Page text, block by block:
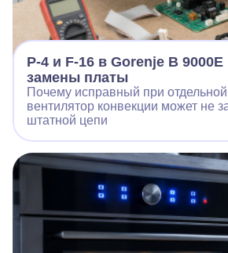
P-4 и F-16 в Gorenje B 9000E
замены платы
Почему исправный при
вентилятор конвекции может не
штатной цепи